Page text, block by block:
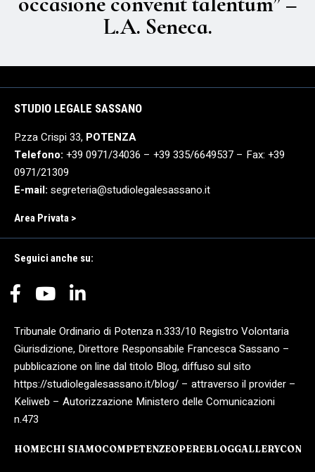
L.A. Seneca.
STUDIO LEGALE SASSANO
P.zza Crispi 33, POTENZA
Telefono: +39 0971/34036 – +39 335/6649537 – Fax: +39
0971/21309
E-mail: segreteria@studiolegalesassano.it
Area Privata >
Seguici anche su:
Tribunale Ordinario di Potenza n.333/10 Registro Volontaria
Giurisdizione, Direttore Responsabile Francesca Sassano –
pubblicazione on line dal titolo Blog, diffuso sul sito
https://studiolegalesassano.it/blog/ – attraverso il provider –
Keliweb – Autorizzazione Ministero delle Comunicazioni
n.473
HOMECHI SIAMOCOMPETENZEOPEREBLOGGALLERY